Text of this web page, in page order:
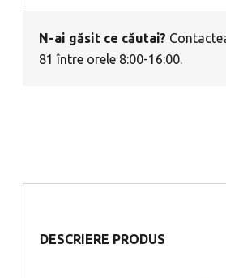
N-ai găsit ce căutai?
81 între orele 8:00-16:00.
DESCRIERE PRODUS